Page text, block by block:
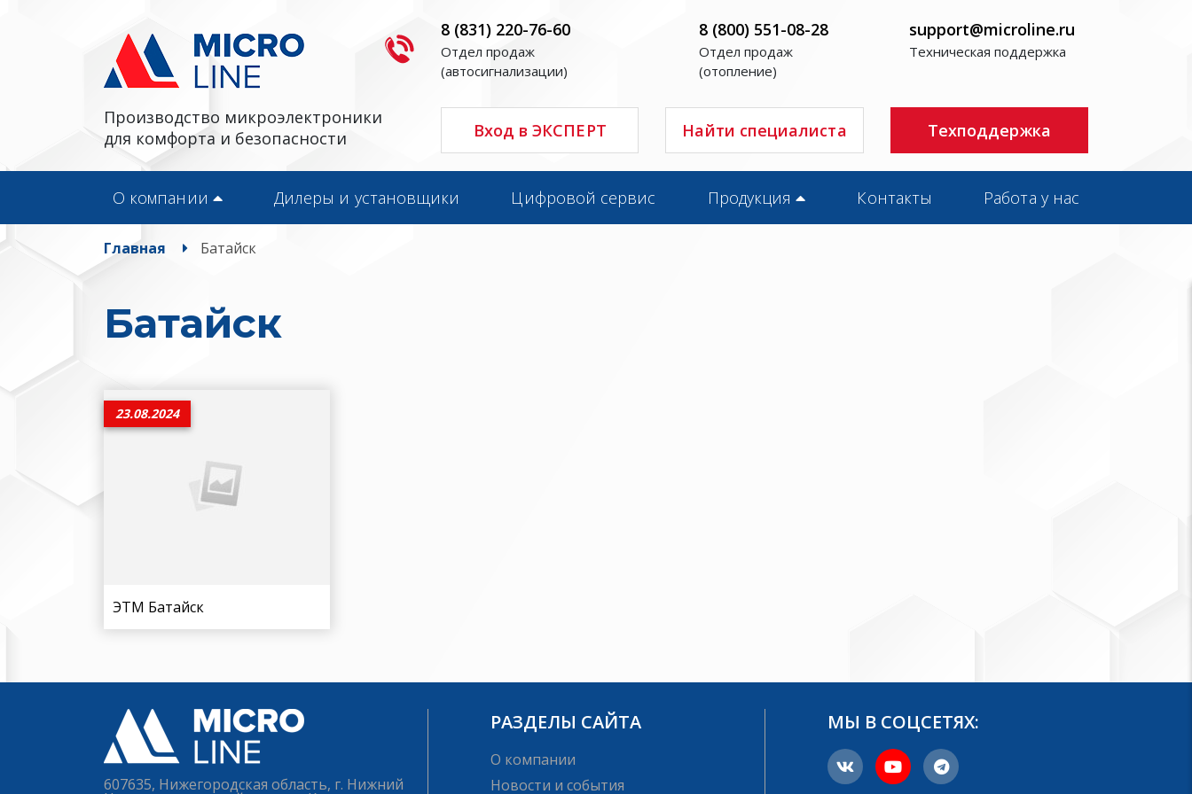
Производство микроэлектроники
для комфорта и безопасности
8 (831) 220-76-60
Отдел продаж
(автосигнализации)
8 (800) 551-08-28
Отдел продаж
(отопление)
support@microline.ru
Техническая поддержка
Вход в ЭКСПЕРТ Найти специалиста Техподдержка
О компании Дилеры и установщики Цифровой сервис Продукция Контакты Работа у нас
Главная Батайск
Батайск
23.08.2024
ЭТМ Батайск
607635, Нижегородская область, г. Нижний
РАЗДЕЛЫ САЙТА
О компании
Новости и события
МЫ В СОЦСЕТЯХ: